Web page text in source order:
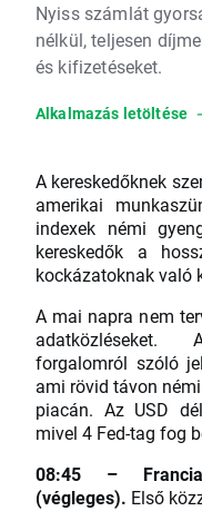
Nyiss számlát
nélkül, teljesen
és kifizetéseket.
Alkalmazás letöltése
A kereskedőknek
amerikai
indexek némi
kereskedők a
kockázatoknak való
A mai napra nem
adatközléseket.
forgalomról szóló
ami rövid távon
piacán. Az USD
mivel 4 Fed-tag fog
08:45 –
(végleges). Első